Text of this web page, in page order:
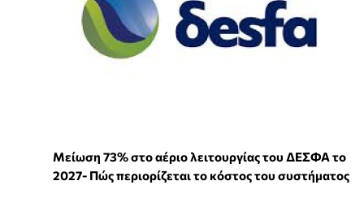
Μείωση 73% στο αέριο λειτουργίας του ΔΕΣΦΑ το
2027- Πώς περιορίζεται το κόστος του συστήματος